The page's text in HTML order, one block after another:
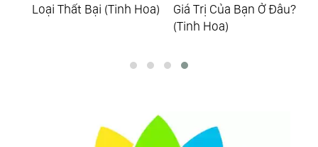
Loại Thất Bại (Tinh Hoa)
Giá Trị Của Bạn Ở Đâu?
(Tinh Hoa)